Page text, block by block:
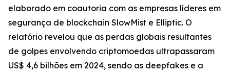
elaborado em coautoria com as empresas líderes em
segurança de blockchain SlowMist e Elliptic. O
relatório revelou que as perdas globais resultantes
de golpes envolvendo criptomoedas ultrapassaram
US$ 4,6 bilhões em 2024, sendo as deepfakes e a